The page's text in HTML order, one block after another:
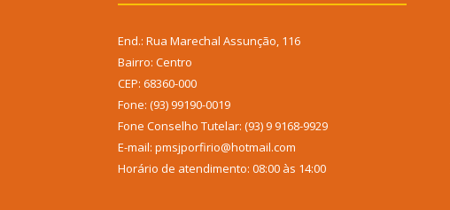
End.: Rua Marechal Assunção, 116
Bairro: Centro
CEP: 68360-000
Fone: (93) 99190-0019
Fone Conselho Tutelar: (93) 9 9168-9929
E-mail: pmsjporfirio@hotmail.com
Horário de atendimento: 08:00 às 14:00